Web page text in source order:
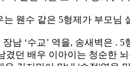
웬수 같은 5형제가 부모
남 ‘수교’ 역을, 송새벽은
던 배우 이아이는 청순한